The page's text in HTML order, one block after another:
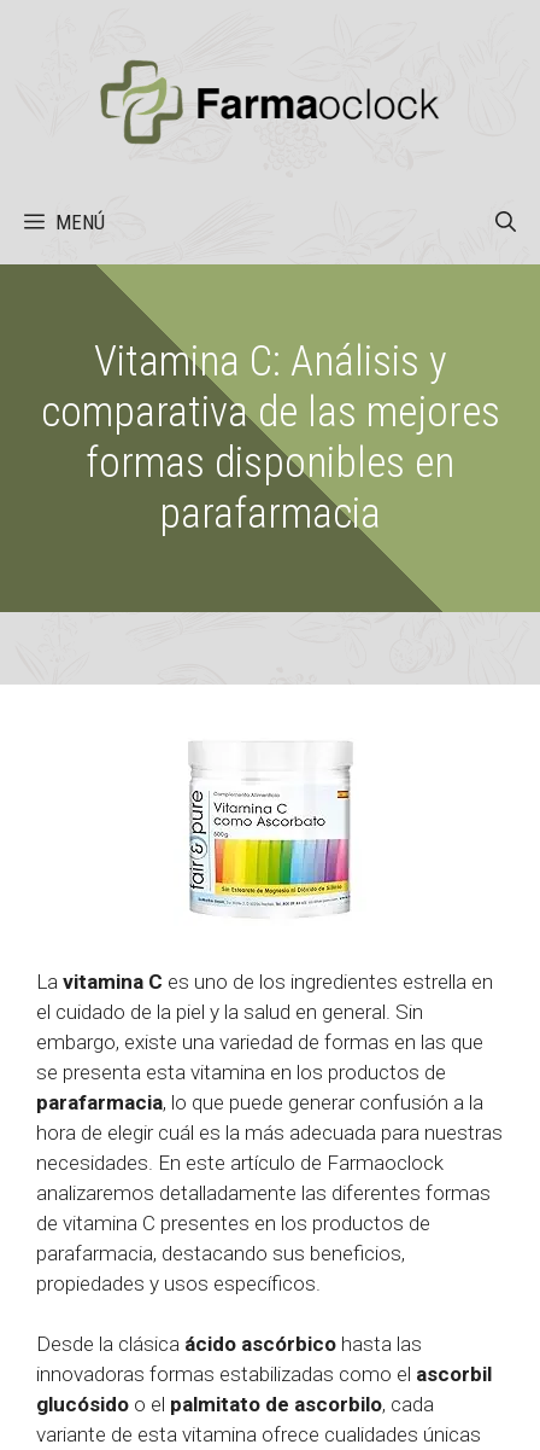
MENÚ
Vitamina C: Análisis y
comparativa de las mejores
formas disponibles en
parafarmacia
La vitamina C es uno de los ingredientes estrella en
el cuidado de la piel y la salud en general. Sin
embargo, existe una variedad de formas en las que
se presenta esta vitamina en los productos de
parafarmacia, lo que puede generar confusión a la
hora de elegir cuál es la más adecuada para nuestras
necesidades. En este artículo de Farmaoclock
analizaremos detalladamente las diferentes formas
de vitamina C presentes en los productos de
parafarmacia, destacando sus beneficios,
propiedades y usos específicos.
Desde la clásica ácido ascórbico hasta las
innovadoras formas estabilizadas como el ascorbil
glucósido o el palmitato de ascorbilo, cada
variante de esta vitamina ofrece cualidades únicas